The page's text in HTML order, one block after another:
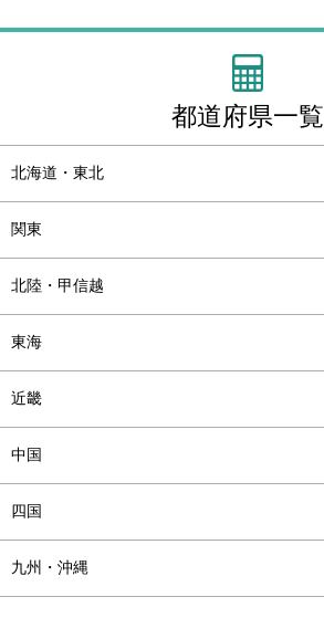
都道府県一覧
北海道・東北
関東
北陸・甲信越
東海
近畿
中国
四国
九州・沖縄